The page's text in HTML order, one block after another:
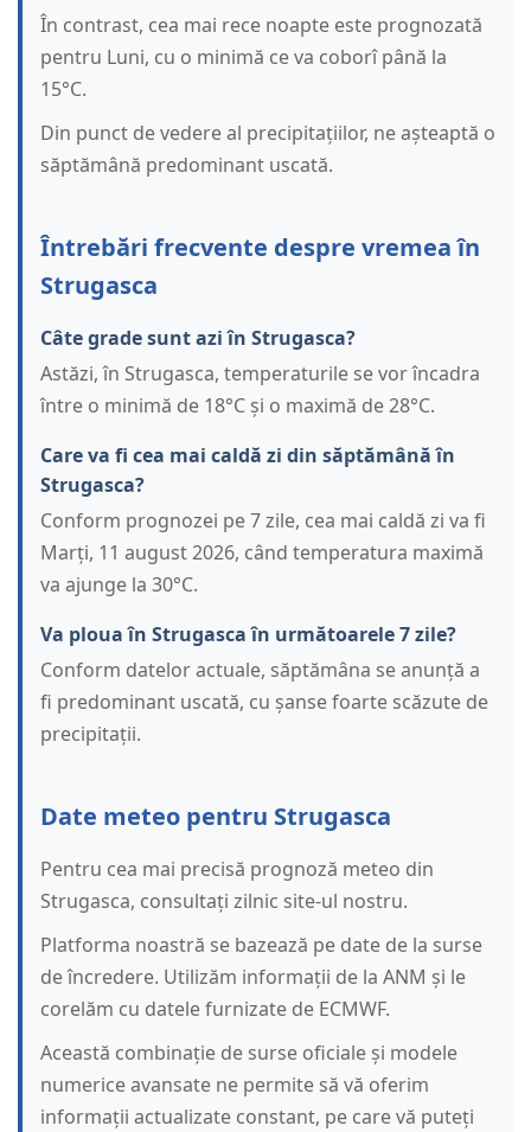
În contrast, cea mai rece noapte este prognozată
pentru Luni, cu o minimă ce va coborî până la
15°C.
Din punct de vedere al precipitațiilor, ne așteaptă o
săptămână predominant uscată.
Întrebări frecvente despre vremea în
Strugasca
Câte grade sunt azi în Strugasca?
Astăzi, în Strugasca, temperaturile se vor încadra
între o minimă de 18°C și o maximă de 28°C.
Care va fi cea mai caldă zi din săptămână în
Strugasca?
Conform prognozei pe 7 zile, cea mai caldă zi va fi
Marți, 11 august 2026, când temperatura maximă
va ajunge la 30°C.
Va ploua în Strugasca în următoarele 7 zile?
Conform datelor actuale, săptămâna se anunță a
fi predominant uscată, cu șanse foarte scăzute de
precipitații.
Date meteo pentru Strugasca
Pentru cea mai precisă prognoză meteo din
Strugasca, consultați zilnic site-ul nostru.
Platforma noastră se bazează pe date de la surse
de încredere. Utilizăm informații de la ANM și le
corelăm cu datele furnizate de ECMWF.
Această combinație de surse oficiale și modele
numerice avansate ne permite să vă oferim
informații actualizate constant, pe care vă puteți